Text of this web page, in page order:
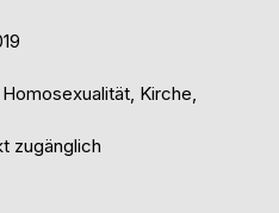
Kirche,
zugänglich